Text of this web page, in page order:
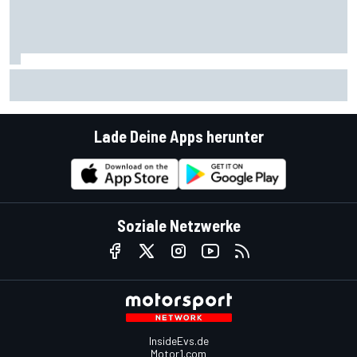
Lade Deine Apps herunter
Soziale Netzwerke
InsideEvs.de
Motor1.com